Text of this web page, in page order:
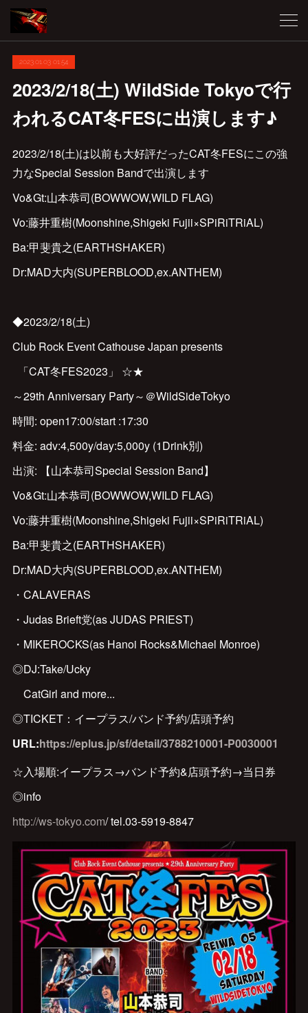
2023.01.03 01:54
2023/2/18(土) WildSide Tokyoで行
われるCAT冬FESに出演します♪
2023/2/18(土)は以前も大好評だったCAT冬FESにこの強
力なSpecial Session Bandで出演します
Vo&Gt:山本恭司(BOWWOW,WILD FLAG)
Vo:藤井重樹(Moonshine,Shigeki Fujii×SPiRiTRiAL)
Ba:甲斐貴之(EARTHSHAKER)
Dr:MAD大内(SUPERBLOOD,ex.ANTHEM)
◆2023/2/18(土)
Club Rock Event Cathouse Japan presents
「CAT冬FES2023」 ☆★
～29th Anniversary Party～＠WildSideTokyo
時間: open17:00/start :17:30
料金: adv:4,500y/day:5,000y (1Drink別)
出演: 【山本恭司Special Session Band】
Vo&Gt:山本恭司(BOWWOW,WILD FLAG)
Vo:藤井重樹(Moonshine,Shigeki Fujii×SPiRiTRiAL)
Ba:甲斐貴之(EARTHSHAKER)
Dr:MAD大内(SUPERBLOOD,ex.ANTHEM)
・CALAVERAS
・Judas Brieft党(as JUDAS PRIEST)
・MIKEROCKS(as Hanoi Rocks&Michael Monroe)
◎DJ:Take/Ucky
CatGirl and more...
◎TICKET：イープラス/バンド予約/店頭予約
URL:https://eplus.jp/sf/detail/3788210001-P0030001
☆入場順:イープラス→バンド予約&店頭予約→当日券
◎info
http://ws-tokyo.com/ tel.03-5919-8847